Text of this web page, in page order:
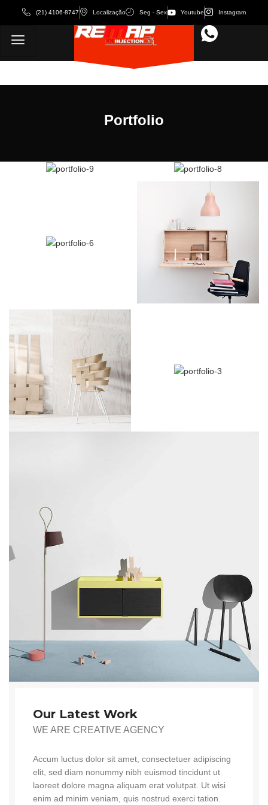
(21) 4106-8747 Localização Seg - Sex Youtube Instagram
Portfolio
Our Latest Work
WE ARE CREATIVE AGENCY
Accum luctus dolor sit amet, consectetuer adipiscing
elit, sed diam nonummy nibh euismod tincidunt ut
laoreet dolore magna aliquam erat volutpat. Ut wisi
enim ad minim veniam, quis nostrud exerci tation.